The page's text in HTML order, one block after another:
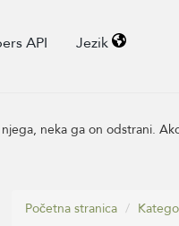
API Jezik
neka ga on odstrani.
Početna stranica